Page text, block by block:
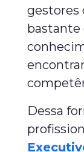
gestores
bastante
Dessa